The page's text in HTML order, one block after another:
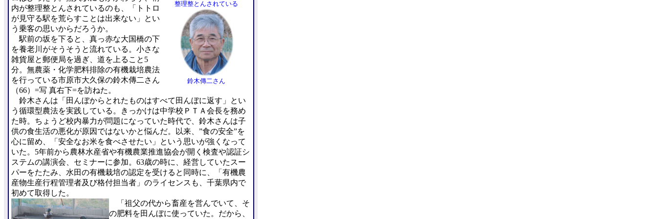
整理整とんされている
鈴木傳二さん
内が整理整とんされているのも、「トトロ
が見守る駅を荒らすことは出来ない」とい
う乗客の思いからだろうか。
駅前の坂を下ると、真っ赤な大国橋の下
を養老川がそうそうと流れている。小さな
雑貨屋と郵便局を過ぎ、道を上ること5
分。無農薬・化学肥料排除の有機栽培農法
を行っている市原市大久保の鈴木傳二さん
（66）=写 真右下=を訪ねた。
鈴木さんは「田んぼからとれたものはすべて田んぼに返す」とい
う循環型農法を実践している。きっかけは中学校ＰＴＡ会長を務め
た時。ちょうど校内暴力が問題になっていた時代で、鈴木さんは子
供の食生活の悪化が原因ではないかと悩んだ。以来、”食の安全”を
心に留め、「安全なお米を食べさせたい」という思いが強くなって
いた。5年前から農林水産省や有機農業推進協会が開く検査や認証シ
ステムの講演会、セミナーに参加。63歳の時に、経営していたスー
パーをたたみ、水田の有機栽培の認定を受けると同時に、「有機農
産物生産行程管理者及び格付担当者」のライセンスも、千葉県内で
初めて取得した。
「祖父の代から畜産を営んでいて、そ
の肥料を田んぼに使っていた。だから、